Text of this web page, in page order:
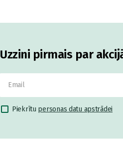
Uzzini pirmais par
Piekrītu personas datu apstrādei